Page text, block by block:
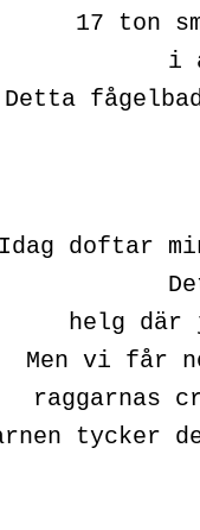
17 ton
i
Detta
Idag doftar
helg där
Men vi får
raggarnas
tycker